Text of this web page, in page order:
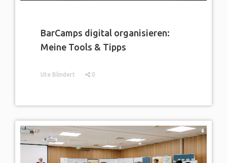
BarCamps digital organisieren:
Meine Tools & Tipps
Ute Blindert 0